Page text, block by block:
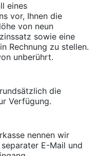
eines
vor, Ihnen die
von neun
sowie eine
Rechnung zu stellen.
unberührt.
die
Verfügung.
nennen wir
E-Mail und